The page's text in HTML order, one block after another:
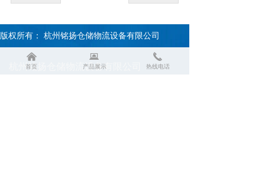
杭州铭扬仓储物流设备有限公司
版权所有： 杭州铭扬仓储物流设备有限公司
낀
首页
뀵
产品展示
끅
热线电话